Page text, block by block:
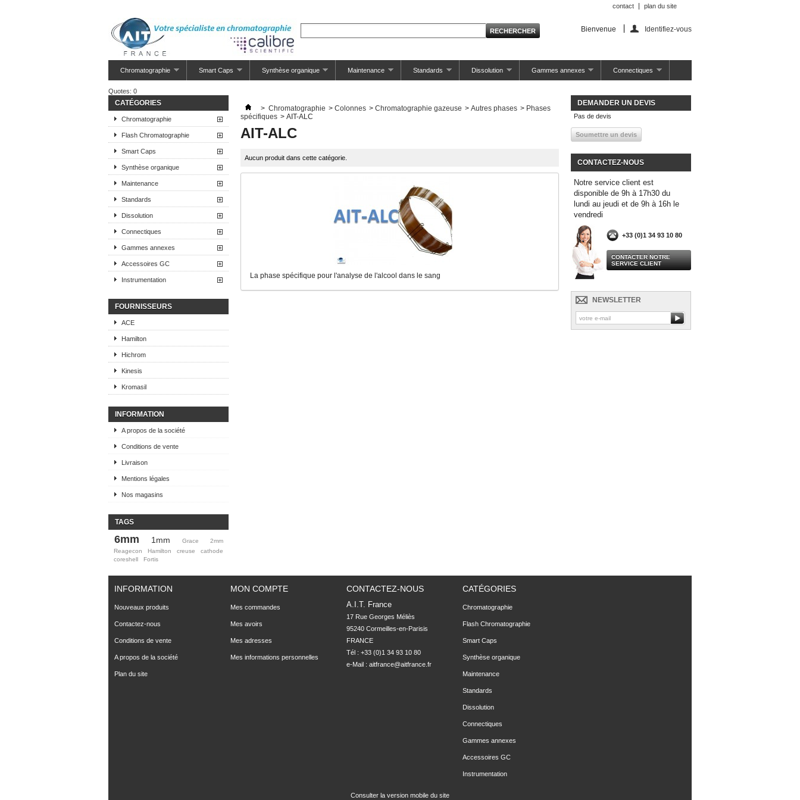
contact plan du site
Bienvenue Identifiez-vous
Chromatographie Smart Caps Synthèse organique Maintenance Standards Dissolution Gammes annexes Connectiques
Quotes: 0
CATÉGORIES
Chromatographie
Flash Chromatographie
Smart Caps
Synthèse organique
Maintenance
Standards
Dissolution
Connectiques
Gammes annexes
Accessoires GC
Instrumentation
FOURNISSEURS
ACE
Hamilton
Hichrom
Kinesis
Kromasil
INFORMATION
A propos de la société
Conditions de vente
Livraison
Mentions légales
Nos magasins
TAGS
6mm 1mm Grace
2mm
Reagecon
Hamilton creuse
cathode
coreshell
Fortis
> Chromatographie > Colonnes > Chromatographie gazeuse > Autres phases > Phases
spécifiques > AIT-ALC
AIT-ALC
Aucun produit dans cette catégorie.
La phase spécifique pour l'analyse de l'alcool dans le sang
DEMANDER UN DEVIS
Pas de devis
CONTACTEZ-NOUS
Notre service client est
disponible de 9h à 17h30 du
lundi au jeudi et de 9h à 16h le
vendredi
+33 (0)1 34 93 10 80
CONTACTER NOTRE
SERVICE CLIENT
NEWSLETTER
INFORMATION
Nouveaux produits
Contactez-nous
Conditions de vente
A propos de la société
Plan du site
MON COMPTE
Mes commandes
Mes avoirs
Mes adresses
Mes informations personnelles
CONTACTEZ-NOUS
A.I.T. France
17 Rue Georges Méliès
95240 Cormeilles-en-Parisis
FRANCE
Tél : +33 (0)1 34 93 10 80
e-Mail : aitfrance@aitfrance.fr
CATÉGORIES
Chromatographie
Flash Chromatographie
Smart Caps
Synthèse organique
Maintenance
Standards
Dissolution
Connectiques
Gammes annexes
Accessoires GC
Instrumentation
Consulter la version mobile du site